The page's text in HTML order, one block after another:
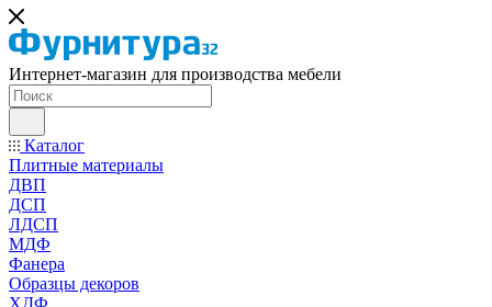
Интернет-магазин для производства мебели
Каталог
Плитные материалы
ДВП
ДСП
ЛДСП
МДФ
Фанера
Образцы декоров
ХДФ